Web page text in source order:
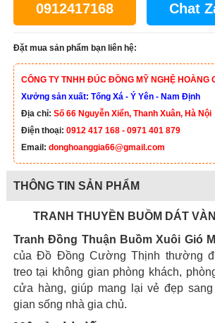
0912417168 Chat
Đặt mua sản phẩm bạn liên hệ:
CÔNG TY TNHH ĐÚC ĐỒNG MỸ NGHỆ HOÀNG
Xưởng sản xuất: Tống Xá - Ý Yên - Nam Định
Địa chỉ:Số 66 Nguyễn Xiển, Thanh Xuân, Hà Nội
Điện thoại:0912 417 168 - 0971 401 879
Email:donghoanggia66@gmail.com
THÔNG TIN SẢN PHẨM
TRANH THUYỀN BUỒM DÁT
Tranh Đồng Thuận Buồm Xuôi Gió
của Đồ Đồng Cường Thịnh thường
treo tại không gian phòng khách,
cửa hàng, giúp mang lại vẻ đẹp
gian sống nhà gia chủ.